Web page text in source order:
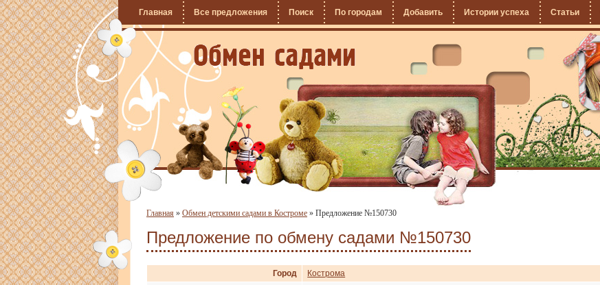
Главная Все предложения Поиск По городам Добавить Истории успеха Статьи
Главная » Обмен детскими садами в Костроме » Предложение №150730
Предложение по обмену садами №150730
Город
Кострома